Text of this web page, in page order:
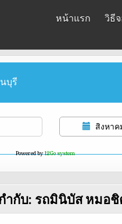
หน้าแรก วิธี
บุรี
สิงหาค
Powered by12Go system
ำกับ: รถมินิบัส หมอ